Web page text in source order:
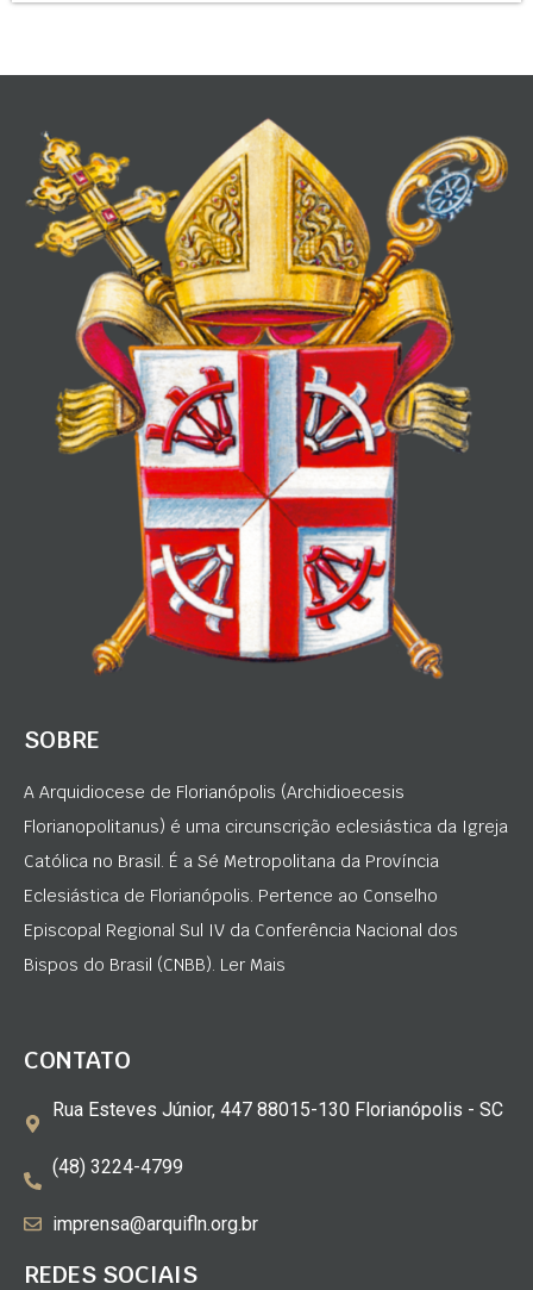
SOBRE
A Arquidiocese de Florianópolis (Archidioecesis
Florianopolitanus) é uma circunscrição eclesiástica da Igreja
Católica no Brasil. É a Sé Metropolitana da Província
Eclesiástica de Florianópolis. Pertence ao Conselho
Episcopal Regional Sul IV da Conferência Nacional dos
Bispos do Brasil (CNBB). Ler Mais
CONTATO
Rua Esteves Júnior, 447 88015-130 Florianópolis - SC
(48) 3224-4799
imprensa@arquifln.org.br
REDES SOCIAIS